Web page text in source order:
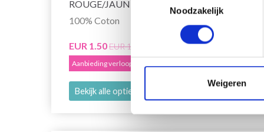
Noodzakelijk
Weigeren
ROUGE/JAUNE/ORANGE
100% Coton
EUR 1.50EUR 1.85
Aanbieding verloopt 12/08/2026
Bekijk alle opties